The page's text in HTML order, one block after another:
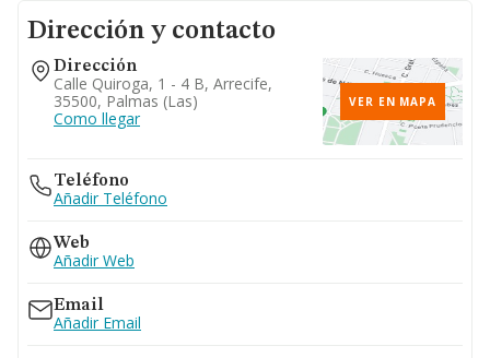
Dirección y contacto
Dirección
Calle Quiroga, 1 - 4 B, Arrecife,
35500, Palmas (las)
Como llegar
VER EN MAPA
Teléfono
Añadir Teléfono
Web
Añadir Web
Email
Añadir Email